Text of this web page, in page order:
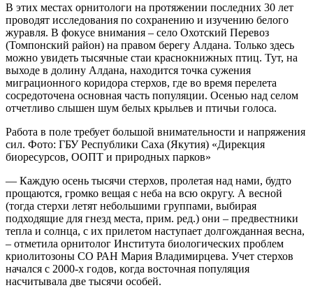
В этих местах орнитологи на протяжении последних 30 лет
проводят исследования по сохранению и изучению белого
журавля. В фокусе внимания – село Охотский Перевоз
(Томпонский район) на правом берегу Алдана. Только здесь
можно увидеть тысячные стаи краснокнижных птиц. Тут, на
выходе в долину Алдана, находится точка сужения
миграционного коридора стерхов, где во время перелета
сосредоточена основная часть популяции. Осенью над селом
отчетливо слышен шум белых крыльев и птичьи голоса.
Работа в поле требует большой внимательности и напряжения
сил. Фото: ГБУ Республики Саха (Якутия) «Дирекция
биоресурсов, ООПТ и природных парков»
— Каждую осень тысячи стерхов, пролетая над нами, будто
прощаются, громко вещая с неба на всю округу. А весной
(тогда стерхи летят небольшими группами, выбирая
подходящие для гнезд места, прим. ред.) они – предвестники
тепла и солнца, с их прилетом наступает долгожданная весна,
– отметила орнитолог Института биологических проблем
криолитозоны СО РАН Мария Владимирцева. Учет стерхов
начался с 2000-х годов, когда восточная популяция
насчитывала две тысячи особей.